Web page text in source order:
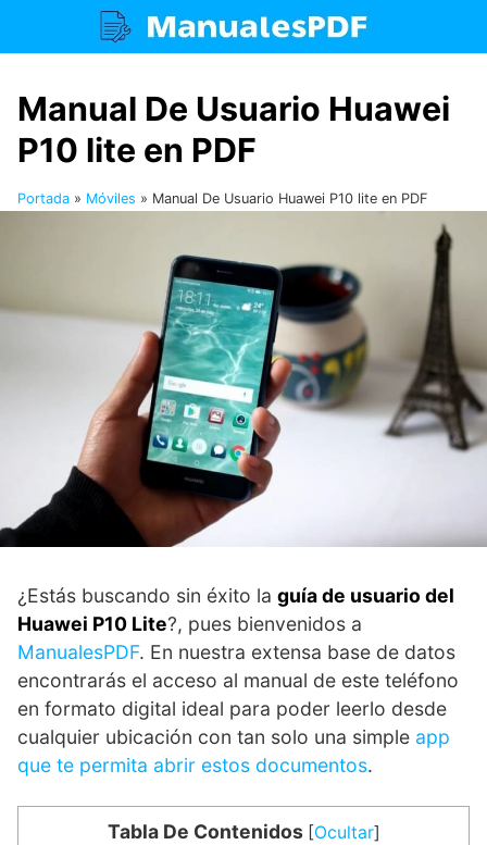
Manual De Usuario Huawei
P10 lite en PDF
Portada » Móviles » Manual De Usuario Huawei P10 lite en PDF
¿Estás buscando sin éxito la guía de usuario del
Huawei P10 Lite?, pues bienvenidos a
ManualesPDF. En nuestra extensa base de datos
encontrarás el acceso al manual de este teléfono
en formato digital ideal para poder leerlo desde
cualquier ubicación con tan solo una simple app
que te permita abrir estos documentos.
Tabla De Contenidos [Ocultar]